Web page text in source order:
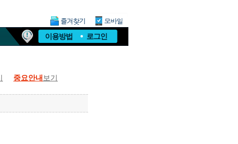
이용방법 로그인
중요안내 보기